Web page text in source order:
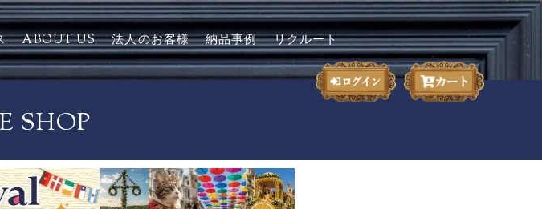
ABOUT US 法人のお客様 納品事例 リクルート
SHOP